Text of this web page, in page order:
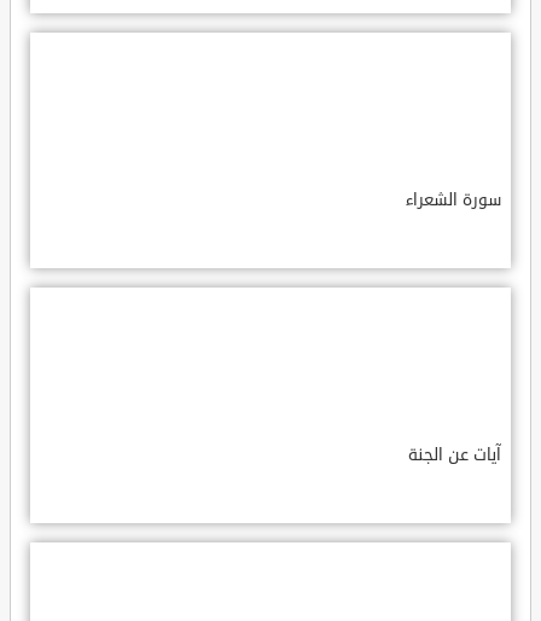
سورة الشعراء
آيات عن الجنة